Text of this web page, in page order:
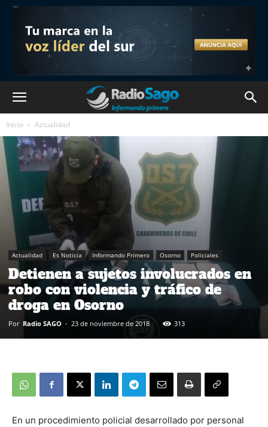
Inicio Actualidad
Actualidad Es Noticia Informando Primero Osorno Policiales
Detienen a sujetos involucrados en
robo con violencia y tráfico de
droga en Osorno
Por Radio SAGO - 23 de noviembre de 2018 313
En un procedimiento policial desarrollado por personal